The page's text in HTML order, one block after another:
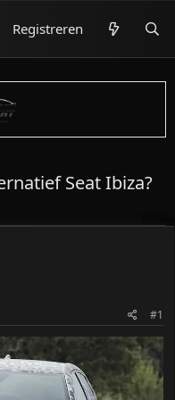
Registreren
Seat Ibiza?
#1